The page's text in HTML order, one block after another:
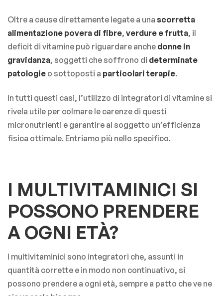
Oltre a cause direttamente legate a una scorretta
alimentazione povera di fibre, verdure e frutta, il
deficit di vitamine può riguardare anche donne in
gravidanza, soggetti che soffrono di determinate
patologie o sottoposti a particolari terapie.
In tutti questi casi, l’utilizzo di integratori di vitamine si
rivela utile per colmare le carenze di questi
micronutrienti e garantire al soggetto un’efficienza
fisica ottimale. Entriamo più nello specifico.
I MULTIVITAMINICI SI
POSSONO PRENDERE
A OGNI ETÀ?
I multivitaminici sono integratori che, assunti in
quantità corrette e in modo non continuativo, si
possono prendere a ogni età, sempre a patto che ve ne